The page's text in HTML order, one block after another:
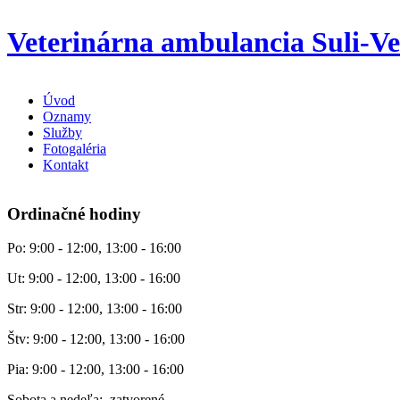
Veterinárna ambulancia Suli-
Úvod
Oznamy
Služby
Fotogaléria
Kontakt
Ordinačné hodiny
Po: 9:00 - 12:00, 13:00 - 16:00
Ut: 9:00 - 12:00, 13:00 - 16:00
Str: 9:00 - 12:00, 13:00 - 16:00
Štv: 9:00 - 12:00, 13:00 - 16:00
Pia: 9:00 - 12:00, 13:00 - 16:00